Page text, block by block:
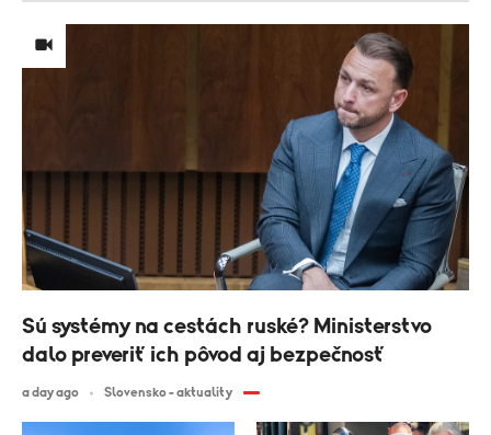
Sú systémy na cestách ruské? Ministerstvo
dalo preveriť ich pôvod aj bezpečnosť
a day ago Slovensko - aktuality